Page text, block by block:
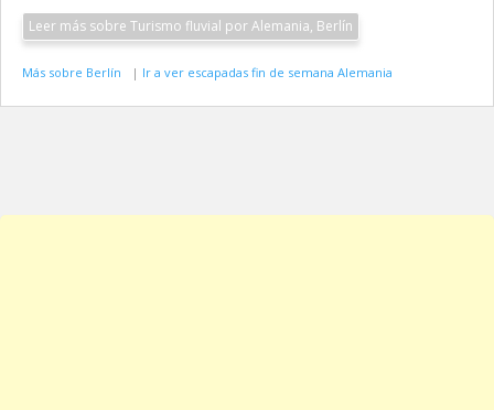
Leer más sobre Turismo fluvial por Alemania, Berlín
Más sobre Berlín | Ir a ver escapadas fin de semana Alemania